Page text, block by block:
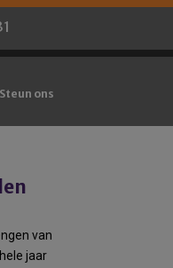
Steun ons
van
jaar